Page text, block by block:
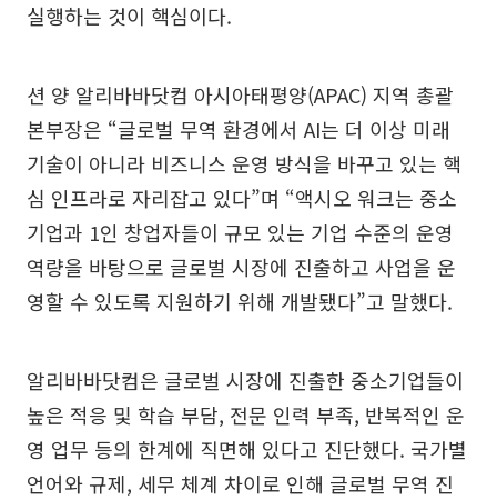
실행하는 것이 핵심이다.
션 양 알리바바닷컴 아시아태평양(APAC) 지역 총괄
본부장은 “글로벌 무역 환경에서 AI는 더 이상 미래
기술이 아니라 비즈니스 운영 방식을 바꾸고 있는 핵
심 인프라로 자리잡고 있다”며 “액시오 워크는 중소
기업과 1인 창업자들이 규모 있는 기업 수준의 운영
역량을 바탕으로 글로벌 시장에 진출하고 사업을 운
영할 수 있도록 지원하기 위해 개발됐다”고 말했다.
알리바바닷컴은 글로벌 시장에 진출한 중소기업들이
높은 적응 및 학습 부담, 전문 인력 부족, 반복적인 운
영 업무 등의 한계에 직면해 있다고 진단했다. 국가별
언어와 규제, 세무 체계 차이로 인해 글로벌 무역 진